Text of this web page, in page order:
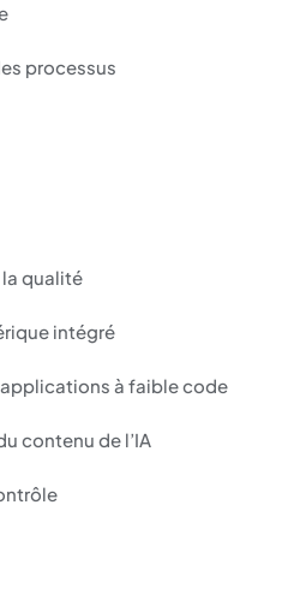
processus
qualité
intégré
à faible code
contenu de l’IA